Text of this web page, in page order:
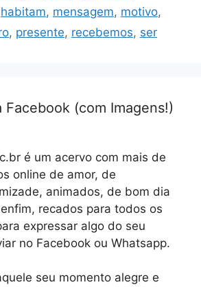
habitam, mensagem, motivo,
, presente, recebemos, ser
Facebook (com Imagens!)
é um acervo com mais de
online de amor, de
animados, de bom dia
recados para todos os
expressar algo do seu
no Facebook ou Whatsapp.
seu momento alegre e